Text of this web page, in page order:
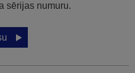
sērijas numuru.